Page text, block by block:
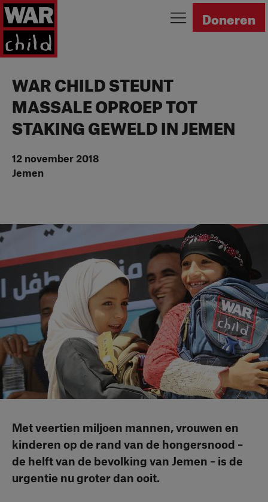
Ga naar homepage Doneren
WAR CHILD STEUNT
MASSALE OPROEP TOT
STAKING GEWELD IN JEMEN
12 november 2018
Jemen
Met veertien miljoen mannen, vrouwen en
kinderen op de rand van de hongersnood –
de helft van de bevolking van Jemen – is de
urgentie nu groter dan ooit.